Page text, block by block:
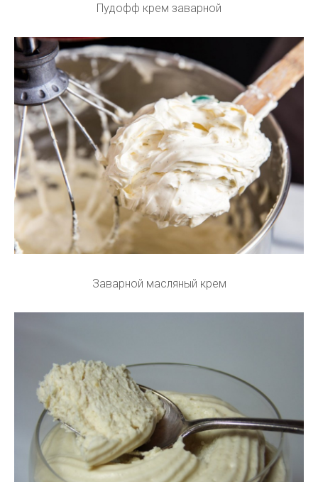
Пудофф крем заварной
Заварной масляный крем